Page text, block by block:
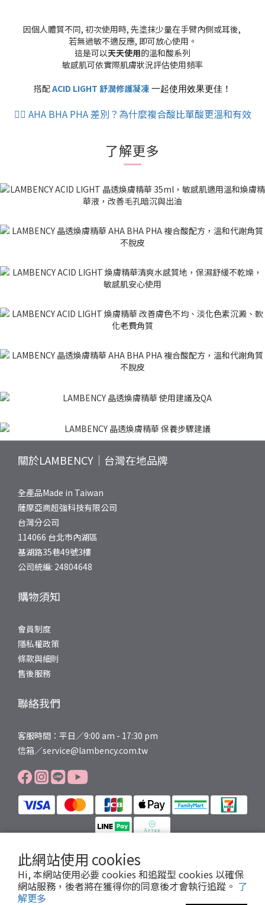
此網站使用 cookies
Hi, 本網站使用必要 cookies 和追蹤型 cookies 以確保
網站服務，後者將在獲得你的同意後才會執行追蹤。 了
解更多
因個人體質不同, 初次使用時, 先塗抹少量在手臂內側或耳後,
若無過敏不適反應, 即可放心使用。
這是可以天天使用的溫和酸系列
敏感肌可依實際肌膚狀況評估使用頻率
搭配ACID LIGHT 舒潤修護凝凍 一起使用效果更佳！
👉🏻 AHA BHA PHA 差別？為什麼複合酸比單酸更溫和有效
了解更多
關於LAMBENCY｜台灣在地品牌
全產品Made in Taiwan
薩摩亞商超強科技有限公司
台灣分公司
114066 台北市內湖區
基湖路35巷49號3樓
公司統編: 24804648
購物須知
會員制度
隱私權政策
條款與細則
售後服務
聯絡我們
客服時間：平日／9:00 am - 17:30 pm
信箱／service@lambency.com.tw
提醒您，我們不會以電話或簡訊方式通知變更付款方式。
Copyright© 2025 LAMBENCY